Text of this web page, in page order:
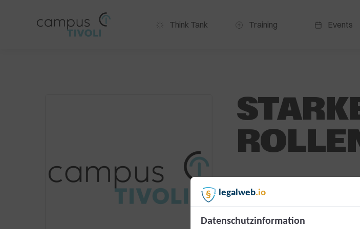
Think Tank Training Events
legalweb.io
Datenschutzinformation